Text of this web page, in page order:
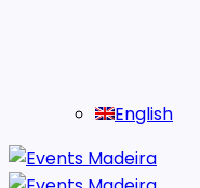
English